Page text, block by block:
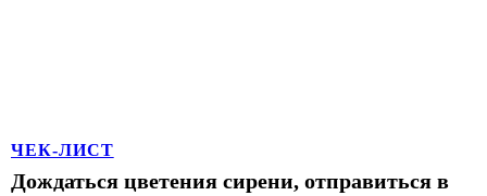
ЧЕК-ЛИСТ
Дождаться цветения сирени, отправиться в